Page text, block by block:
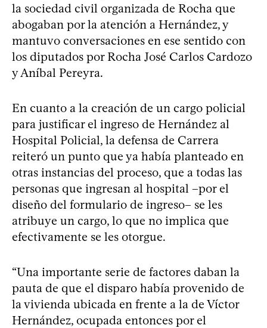
la sociedad civil organizada de Rocha que
abogaban por la atención a Hernández, y
mantuvo conversaciones en ese sentido con
los diputados por Rocha José Carlos Cardozo
y Aníbal Pereyra.
En cuanto a la creación de un cargo policial
para justificar el ingreso de Hernández al
Hospital Policial, la defensa de Carrera
reiteró un punto que ya había planteado en
otras instancias del proceso, que a todas las
personas que ingresan al hospital –por el
diseño del formulario de ingreso– se les
atribuye un cargo, lo que no implica que
efectivamente se les otorgue.
“Una importante serie de factores daban la
pauta de que el disparo había provenido de
la vivienda ubicada en frente a la de Víctor
Hernández, ocupada entonces por el